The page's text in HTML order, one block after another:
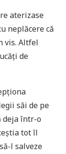
aterizase
neplăcere că
vis. Altfel
de
săi de pe
deja într-o
tot îl
l salveze